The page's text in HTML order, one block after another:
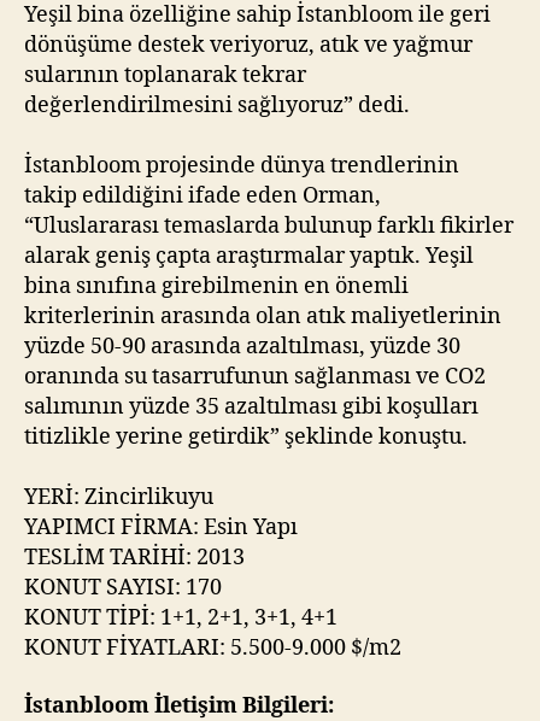
Yeşil bina özelliğine sahip İstanbloom ile geri
dönüşüme destek veriyoruz, atık ve yağmur
sularının toplanarak tekrar
değerlendirilmesini sağlıyoruz” dedi.
İstanbloom projesinde dünya trendlerinin
takip edildiğini ifade eden Orman,
“Uluslararası temaslarda bulunup farklı fikirler
alarak geniş çapta araştırmalar yaptık. Yeşil
bina sınıfına girebilmenin en önemli
kriterlerinin arasında olan atık maliyetlerinin
yüzde 50-90 arasında azaltılması, yüzde 30
oranında su tasarrufunun sağlanması ve CO2
salımının yüzde 35 azaltılması gibi koşulları
titizlikle yerine getirdik” şeklinde konuştu.
YERİ: Zincirlikuyu
YAPIMCI FİRMA: Esin Yapı
TESLİM TARİHİ: 2013
KONUT SAYISI: 170
KONUT TİPİ: 1+1, 2+1, 3+1, 4+1
KONUT FİYATLARI: 5.500-9.000 $/m2
İstanbloom İletişim Bilgileri: